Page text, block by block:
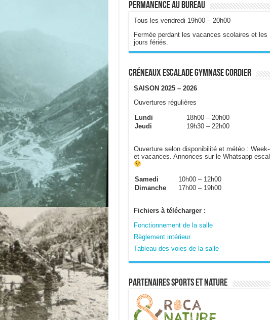
Permanence au bureau
Tous les vendredi 19h00 – 20h00
Fermée perdant les vacances scolaires et les
jours fériés.
Créneaux escalade gymnase Cordier
SAISON 2025 – 2026
Ouvertures régulières
Lundi
18h00 – 20h00
Jeudi
19h30 – 22h00
Ouverture selon disponibilité et météo :
et vacances. Annonces sur le Whatsapp
Samedi
10h00 – 12h00
Dimanche
17h00 – 19h00
Fichiers à télécharger :
Fonctionnement de la salle
Règlement intérieur
Tableau des voies de la salle
Partenaires sports et nature